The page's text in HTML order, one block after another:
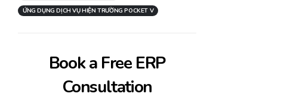
ỨNG DỤNG DỊCH VỤ HIỆN TRƯỜNG POCKET V
Book a Free ERP
Consultation